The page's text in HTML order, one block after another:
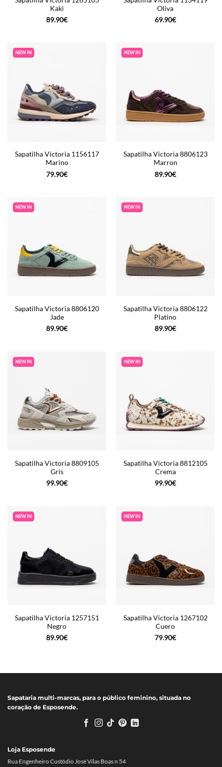
Kaki
89.90€
Oliva
69.90€
NEW IN
Sapatilha Victoria 1156117
Marino
79.90€
NEW IN
Sapatilha Victoria 8806123
Marron
89.90€
NEW IN
Sapatilha Victoria 8806120
Jade
89.90€
NEW IN
Sapatilha Victoria 8806122
Platino
89.90€
NEW IN
Sapatilha Victoria 8809105
Gris
99.90€
NEW IN
Sapatilha Victoria 8812105
Crema
99.90€
NEW IN
Sapatilha Victoria 1257151
Negro
89.90€
NEW IN
Sapatilha Victoria 1267102
Cuero
79.90€
Sapataria multi-marcas, para o público feminino, situada no
coração de Esposende.
Loja Esposende
Rua Engenheiro Custódio José Vilas Boas n 54